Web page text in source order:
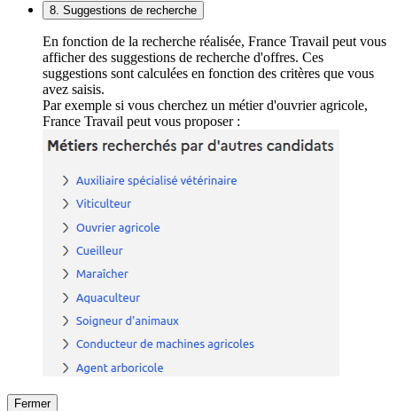
8. Suggestions de recherche
En fonction de la recherche réalisée, France Travail peut vous
afficher des suggestions de recherche d'offres. Ces
suggestions sont calculées en fonction des critères que vous
avez saisis.
Par exemple si vous cherchez un métier d'ouvrier agricole,
France Travail peut vous proposer :
Fermer